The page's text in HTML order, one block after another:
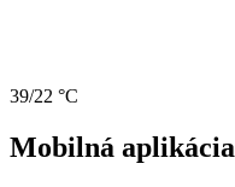
39/22 °C
Mobilná aplikácia